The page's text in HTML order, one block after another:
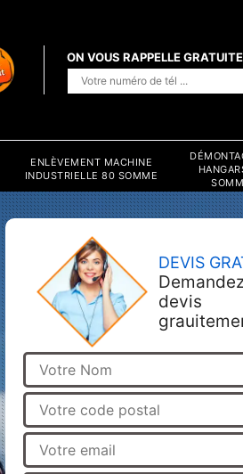
ON VOUS RAPPELLE
ENLÈVEMENT MACHINE
INDUSTRIELLE 80 SOMME
DEVIS
devis